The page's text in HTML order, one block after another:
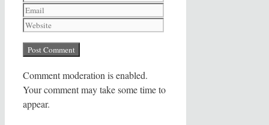
Comment moderation is enabled.
Your comment may take some time to
appear.